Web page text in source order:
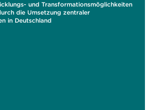
und Transformationsmöglichkeiten
die Umsetzung zentraler
in Deutschland